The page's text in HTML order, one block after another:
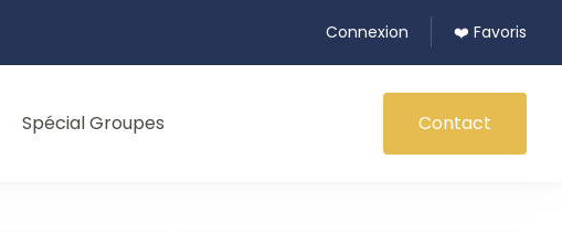
Connexion ❤️ Favoris
Spécial Groupes Contact